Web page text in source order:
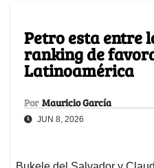
Petro esta entre
ranking de
Latinoamérica
Por Mauricio García
JUN 8, 2026